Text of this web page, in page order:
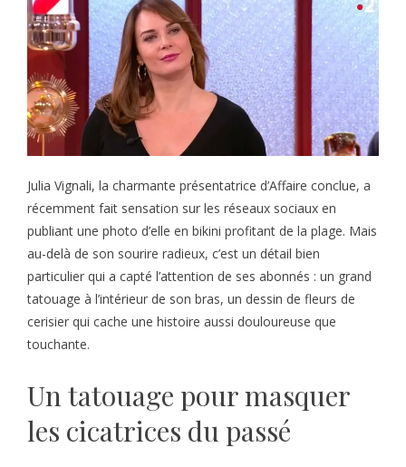
Julia Vignali, la charmante présentatrice d’Affaire conclue, a
récemment fait sensation sur les réseaux sociaux en
publiant une photo d’elle en bikini profitant de la plage. Mais
au-delà de son sourire radieux, c’est un détail bien
particulier qui a capté l’attention de ses abonnés : un grand
tatouage à l’intérieur de son bras, un dessin de fleurs de
cerisier qui cache une histoire aussi douloureuse que
touchante.
Un tatouage pour masquer
les cicatrices du passé